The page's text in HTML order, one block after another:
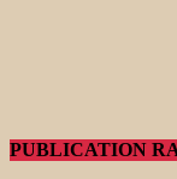
PUBLICATION